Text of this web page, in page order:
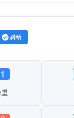
刷新
重